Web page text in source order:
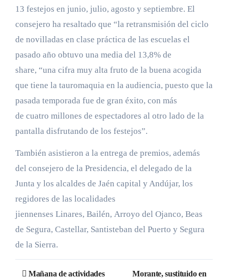
13 festejos en junio, julio, agosto y septiembre. El
consejero ha resaltado que “la retransmisión del ciclo
de novilladas en clase práctica de las escuelas el
pasado año obtuvo una media del 13,8% de
share, “una cifra muy alta fruto de la buena acogida
que tiene la tauromaquia en la audiencia, puesto que la
pasada temporada fue de gran éxito, con más
de cuatro millones de espectadores al otro lado de la
pantalla disfrutando de los festejos”.
También asistieron a la entrega de premios, además
del consejero de la Presidencia, el delegado de la
Junta y los alcaldes de Jaén capital y Andújar, los
regidores de las localidades
jiennenses Linares, Bailén, Arroyo del Ojanco, Beas
de Segura, Castellar, Santisteban del Puerto y Segura
de la Sierra.
Navegación
Mañana de actividades
Morante, sustituido en